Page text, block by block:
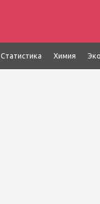
Статистика Химия